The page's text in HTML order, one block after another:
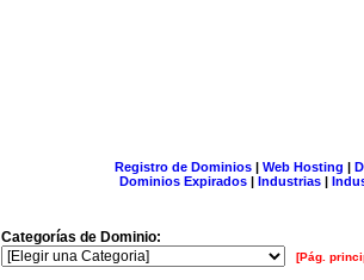
Registro de Dominios| Web Hosting |
Dominios Expirados | Industrias |
Categorías de Dominio:
[Pág.